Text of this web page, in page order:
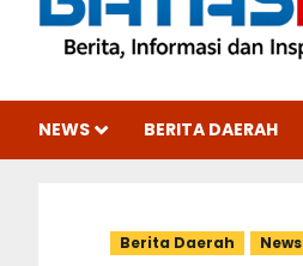
NEWS BERITA DAERAH
Berita Daerah News